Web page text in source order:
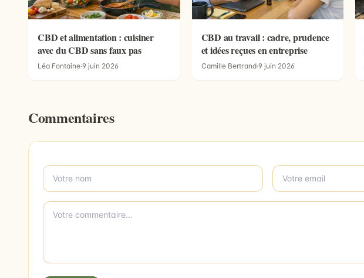
CBD et alimentation : cuisiner
avec du CBD sans faux pas
Léa Fontaine·9 juin 2026
CBD au travail : cadre, prudence
et idées reçues en entreprise
Camille Bertrand·9 juin 2026
Commentaires